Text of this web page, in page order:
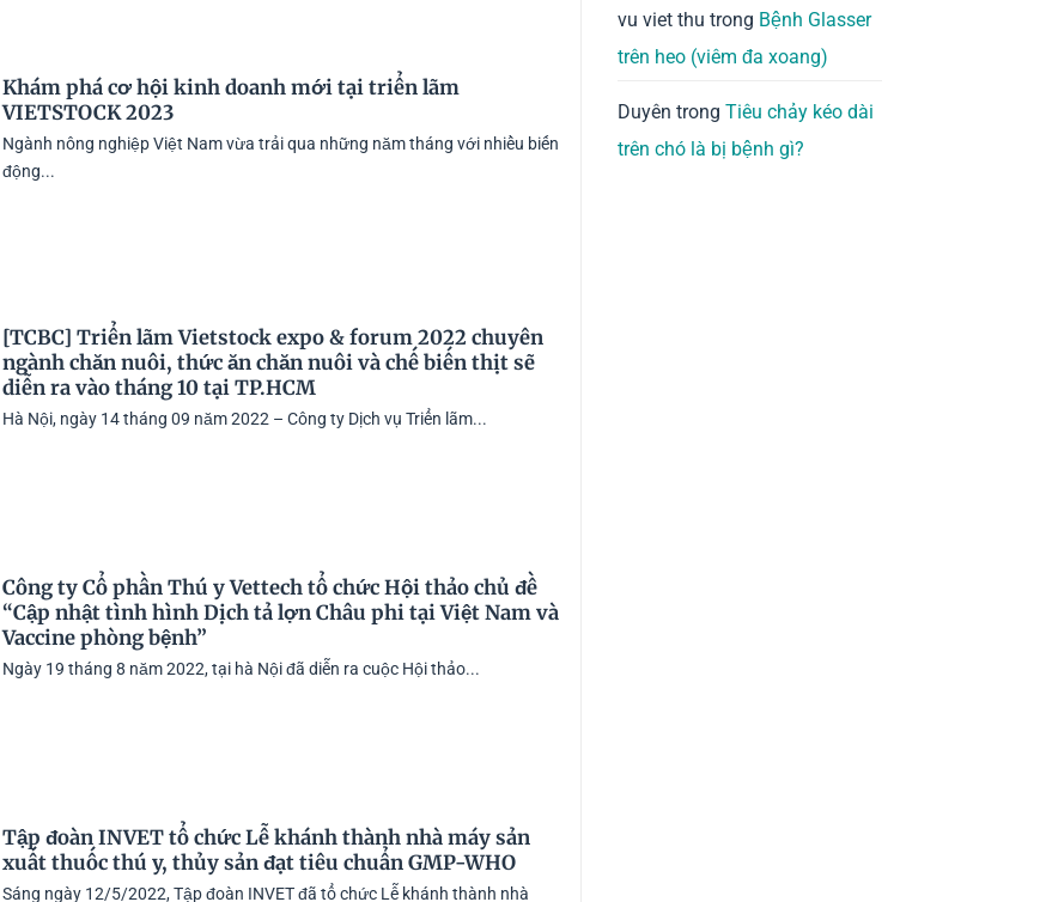
Khám phá cơ hội kinh doanh mới tại triển lãm
VIETSTOCK 2023
Ngành nông nghiệp Việt Nam vừa trải qua những năm tháng với nhiều biến
động...
[TCBC] Triển lãm Vietstock expo & forum 2022 chuyên
ngành chăn nuôi, thức ăn chăn nuôi và chế biến thịt sẽ
diễn ra vào tháng 10 tại TP.HCM
Hà Nội, ngày 14 tháng 09 năm 2022 – Công ty Dịch vụ Triển lãm...
Công ty Cổ phần Thú y Vettech tổ chức Hội thảo chủ đề
“Cập nhật tình hình Dịch tả lợn Châu phi tại Việt Nam và
Vaccine phòng bệnh”
Ngày 19 tháng 8 năm 2022, tại hà Nội đã diễn ra cuộc Hội thảo...
Tập đoàn INVET tổ chức Lễ khánh thành nhà máy sản
xuất thuốc thú y, thủy sản đạt tiêu chuẩn GMP-WHO
Sáng ngày 12/5/2022, Tập đoàn INVET đã tổ chức Lễ khánh thành nhà
vu viet thu trong Bệnh Glasser
trên heo (viêm đa xoang)
Duyên trong Tiêu chảy kéo dài
trên chó là bị bệnh gì?